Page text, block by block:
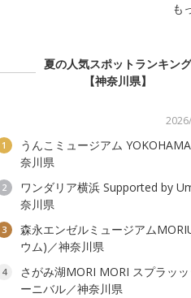
も
夏の人気スポットランキング
【神奈川県】
1
うんこミュージアム
奈川県
2
ワンダリア横浜 Supported by
奈川県
3
森永エンゼルミュージアム
ウム)／神奈川県
4
さがみ湖MORI MORI スプラッ
ーニバル／神奈川県